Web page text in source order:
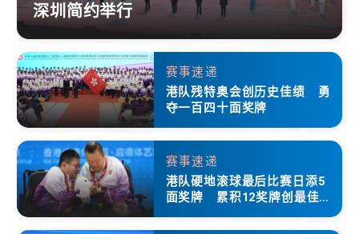
深圳简约举行
赛事速递
港队残特奥会创历史佳绩 勇
夺一百四十面奖牌
赛事速递
港队硬地滚球最后比赛日添5
面奖牌 累积12奖牌创最佳成